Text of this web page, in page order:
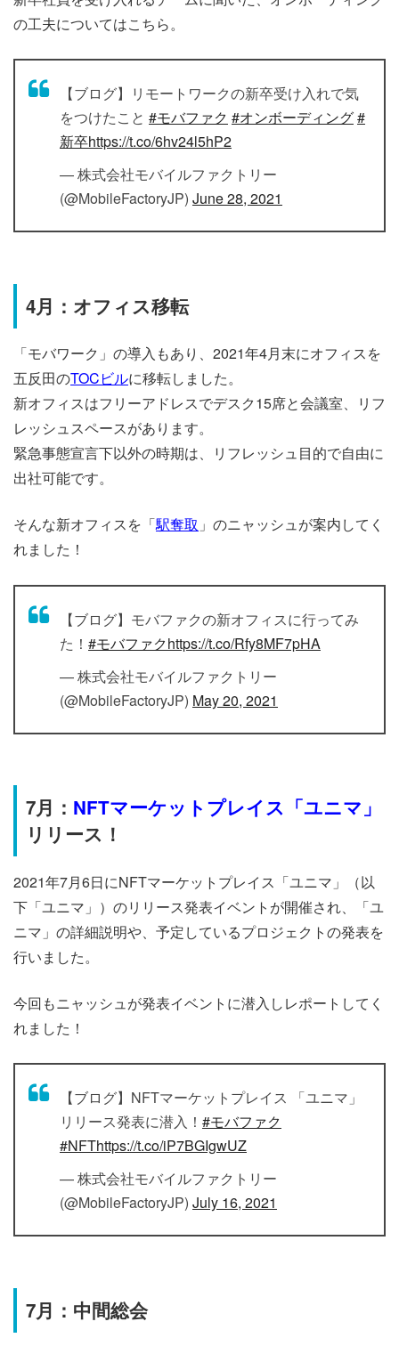
の工夫についてはこちら。
【ブログ】リモートワークの新卒受け入れで気
をつけたこと #モバファク #オンボーディング#
新卒https://t.co/6hv24l5hP2
— 株式会社モバイルファクトリー
(@MobileFactoryJP) June 28, 2021
4月：オフィス移転
「モバワーク」の導入もあり、2021年4月末にオフィスを
五反田のTOCビルに移転しました。
新オフィスはフリーアドレスでデスク15席と会議室、リフ
レッシュスペースがあります。
緊急事態宣言下以外の時期は、リフレッシュ目的で自由に
出社可能です。
そんな新オフィスを「駅奪取 」のニャッシュが案内してく
れました！
【ブログ】モバファクの新オフィスに行ってみ
た！ #モバファクhttps://t.co/Rfy8MF7pHA
— 株式会社モバイルファクトリー
(@MobileFactoryJP) May 20, 2021
7月： NFTマーケットプレイス「ユニマ」
リリース！
2021年7月6日にNFTマーケットプレイス「ユニマ」（以
下「ユニマ」）のリリース発表イベントが開催され、「ユ
ニマ」の詳細説明や、予定しているプロジェクトの発表を
行いました。
今回もニャッシュが発表イベントに潜入しレポートしてく
れました！
【ブログ】NFTマーケットプレイス 「ユニマ」
リリース発表に潜入！ #モバファク
#NFThttps://t.co/iP7BGIgwUZ
— 株式会社モバイルファクトリー
(@MobileFactoryJP) July 16, 2021
7月：中間総会